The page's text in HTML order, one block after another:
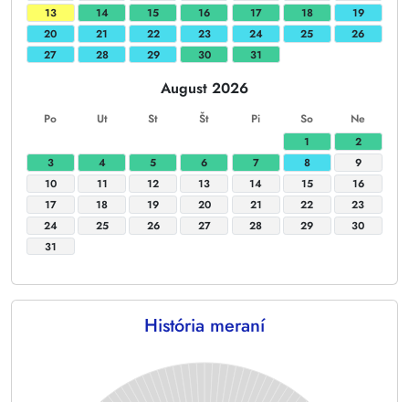
13
14 15 16 17 18
19
20
21 22 23 24 25
26
27
28 29 30 31
August 2026
Po Ut St Št Pi So Ne
1
2
3
4 5 6 7 8
9
10
11 12 13 14 15
16
17
18 19 20 21 22
23
24
25 26 27 28 29
30
31
História meraní
Chart with 128 data points.